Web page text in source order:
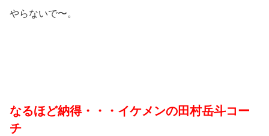
やらないで〜。
なるほど納得・・・イケメンの田村岳斗コー
チ